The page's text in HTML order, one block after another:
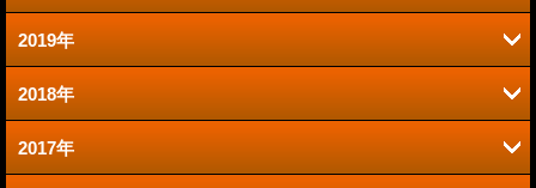
9月 (1)
9月 (1)
8月 (1)
7月 (4)
12月 (1)
11月 (2)
10月 (2)
2019年
11月 (2)
7月 (1)
2018年
11月 (2)
2017年